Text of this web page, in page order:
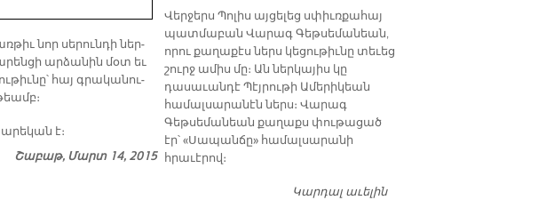
նոր սե­րուն­դի ներ­
ար­ձա­նին մօտ եւ
հայ գրա­կա­նու­
է։
Շաբաթ, Մարտ 14, 2015
Վերջերս Պոլիս այցելեց սփիւռքահայ
պատմաբան Վարագ Գեթսեմանեան,
որու քաղաքէս ներս կեցութիւնը տեւեց
շուրջ ամիս մը։ Ան ներկայիս կը
դասաւանդէ Պէյրութի Ամերիկեան
համալսարանէն ներս։ Վարագ
Գեթսեմանեան քաղաքս փութացած
էր՝ «Սապանճը» համալսարանի
հրաւէրով։
Կարդալ աւելինՊոլիս այցելութեան